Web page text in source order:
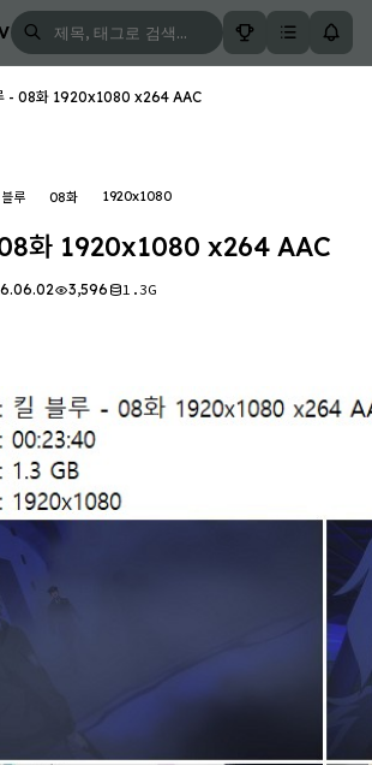
- 08화 1920x1080 x264 AAC
블루 08화 1920x1080
화 1920x1080 x264 AAC
3,596 1.3G